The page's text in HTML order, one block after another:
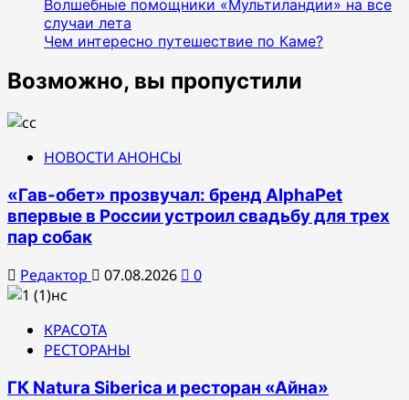
Волшебные помощники «Мультиландии» на все
случаи лета
Чем интересно путешествие по Каме?
Возможно, вы пропустили
НОВОСТИ АНОНСЫ
«Гав-обет» прозвучал: бренд AlphaPet
впервые в России устроил свадьбу для трех
пар собак
Редактор 07.08.2026 0
КРАСОТА
РЕСТОРАНЫ
ГК Natura Siberica и ресторан «Айна»